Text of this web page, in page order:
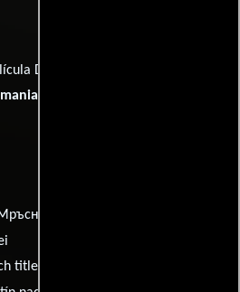
Dark Blue fué producida en
синьо
title):